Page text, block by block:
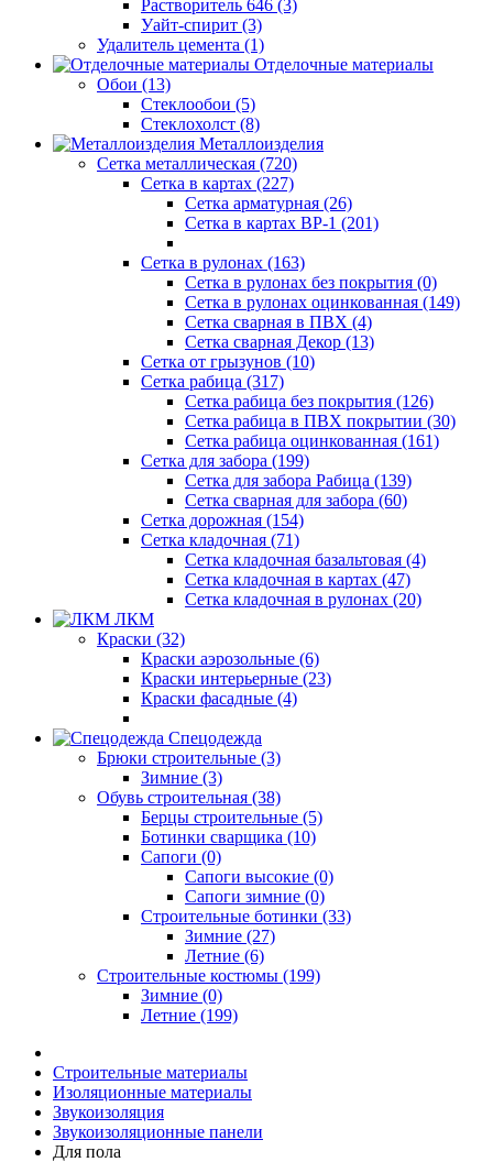
Растворитель 646 (3)
Уайт-спирит (3)
Удалитель цемента (1)
Отделочные материалы
Обои (13)
Стеклообои (5)
Стеклохолст (8)
Металлоизделия
Сетка металлическая (720)
Сетка в картах (227)
Сетка арматурная (26)
Сетка в картах ВР-1 (201)
Сетка в рулонах (163)
Сетка в рулонах без покрытия (0)
Сетка в рулонах оцинкованная (149)
Сетка сварная в ПВХ (4)
Сетка сварная Декор (13)
Сетка от грызунов (10)
Сетка рабица (317)
Сетка рабица без покрытия (126)
Сетка рабица в ПВХ покрытии (30)
Сетка рабица оцинкованная (161)
Сетка для забора (199)
Сетка для забора Рабица (139)
Сетка сварная для забора (60)
Сетка дорожная (154)
Сетка кладочная (71)
Сетка кладочная базальтовая (4)
Сетка кладочная в картах (47)
Сетка кладочная в рулонах (20)
ЛКМ
Краски (32)
Краски аэрозольные (6)
Краски интерьерные (23)
Краски фасадные (4)
Спецодежда
Брюки строительные (3)
Зимние (3)
Обувь строительная (38)
Берцы строительные (5)
Ботинки сварщика (10)
Сапоги (0)
Сапоги высокие (0)
Сапоги зимние (0)
Строительные ботинки (33)
Зимние (27)
Летние (6)
Строительные костюмы (199)
Зимние (0)
Летние (199)
Строительные материалы
Изоляционные материалы
Звукоизоляция
Звукоизоляционные панели
Для пола